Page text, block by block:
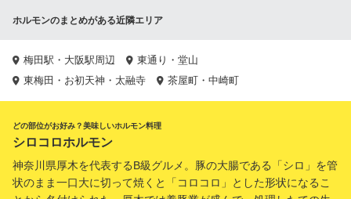
ホルモンのまとめがある近隣エリア
梅田駅・大阪駅周辺
東通り・堂山
東梅田・お初天神・太融寺
茶屋町・中崎町
どの部位がお好み？美味しいホルモン料理
シロコロホルモン
神奈川県厚木を代表するB級グルメ。豚の大腸である「シロ」を管
状のまま一口大に切って焼くと「コロコロ」とした形状になるこ